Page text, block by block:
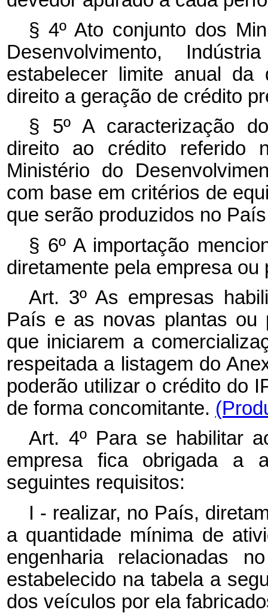
§ 4º Ato conjunto dos
Desenvolvimento,
estabelecer limite anual da
direito a geração de crédito
§ 5º A caracterização
direito ao crédito referido
Ministério do
com base em critérios de
que serão produzidos no
§ 6º A importação
diretamente pela empresa
Art. 3º As empresas
País e as novas plantas ou
que iniciarem a
respeitada a listagem do
poderão utilizar o crédito do
de forma concomitante.
Art. 4º Para se habilitar
empresa fica obrigada a
seguintes requisitos:
I - realizar, no País,
a quantidade mínima de
engenharia relacionadas
estabelecido na tabela a
dos veículos por ela